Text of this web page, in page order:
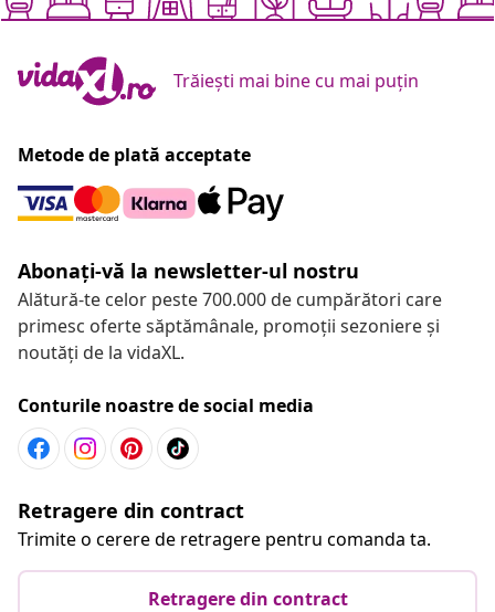
Trăiești mai bine cu mai puțin
Metode de plată acceptate
Abonați-vă la newsletter-ul nostru
Alătură-te celor peste 700.000 de cumpărători care
primesc oferte săptămânale, promoții sezoniere și
noutăți de la vidaXL.
Conturile noastre de social media
Retragere din contract
Trimite o cerere de retragere pentru comanda ta.
Retragere din contract